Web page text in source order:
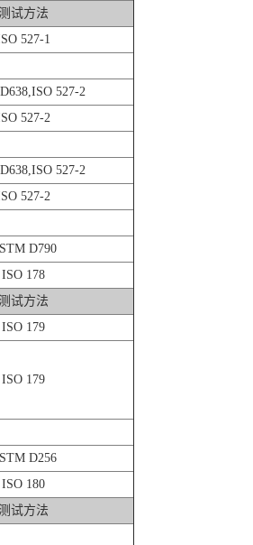
测试方法
527-1
527-2
527-2
527-2
527-2
D790
ISO 178
测试方法
ISO 179
ISO 179
D256
ISO 180
测试方法